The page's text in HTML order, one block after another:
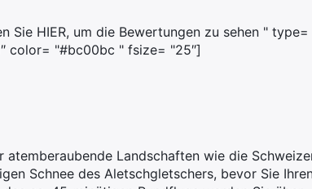
HIER, um die Bewertungen zu sehen " type=
color= "#bc00bc " fsize= "25″]
Landschaften wie die
Schnee des Aletschgletschers, bevor Sie